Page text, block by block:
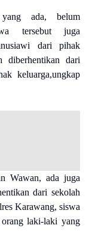
yang ada, belum
tersebut juga
dari pihak
diberhentikan dari
keluarga,ungkap
Wawan, ada juga
dari sekolah
Karawang, siswa
laki-laki yang